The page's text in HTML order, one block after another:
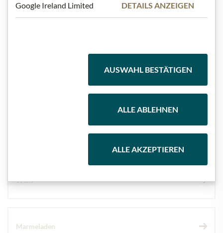
Wein
Marmeladen
Google Ireland Limited DETAILS ANZEIGEN
AUSWAHL BESTÄTIGEN
ALLE ABLEHNEN
ALLE AKZEPTIEREN